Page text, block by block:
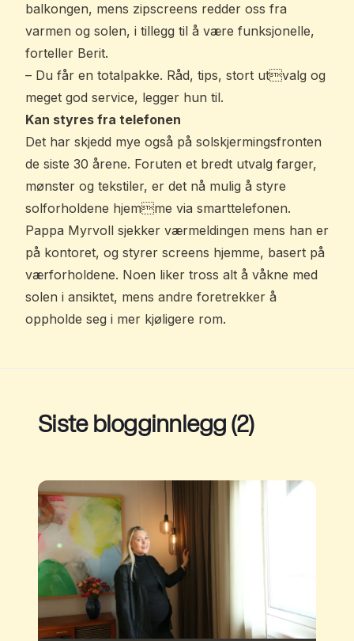
balkongen, mens zipscreens redder oss fra
varmen og solen, i tillegg til å være funksjonelle,
forteller Berit.
– Du får en totalpakke. Råd, tips, stort utvalg og
meget god service, legger hun til.
Kan styres fra telefonen
Det har skjedd mye også på solskjermingsfronten
de siste 30 årene. Foruten et bredt utvalg farger,
mønster og tekstiler, er det nå mulig å styre
solforholdene hjemme via smarttelefonen.
Pappa Myrvoll sjekker værmeldingen mens han er
på kontoret, og styrer screens hjemme, basert på
værforholdene. Noen liker tross alt å våkne med
solen i ansiktet, mens andre foretrekker å
oppholde seg i mer kjøligere rom.
Siste blogginnlegg (2)